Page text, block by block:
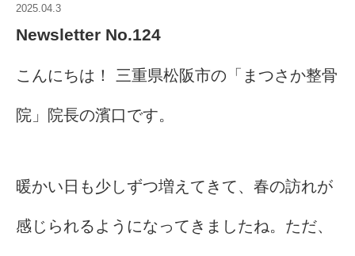
2025.04.3
Newsletter No.124
こんにちは！ 三重県松阪市の「まつさか整骨
院」院長の濱口です。
暖かい日も少しずつ増えてきて、春の訪れが
感じられるようになってきましたね。ただ、